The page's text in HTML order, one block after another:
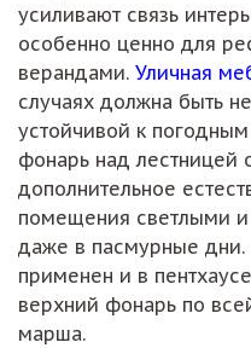
усиливают связь
особенно ценно для
верандами. Уличная
случаях должна быть
устойчивой к
фонарь над лестницей
дополнительное
помещения светлыми и
даже в пасмурные дни.
применен и в
верхний фонарь по
марша.